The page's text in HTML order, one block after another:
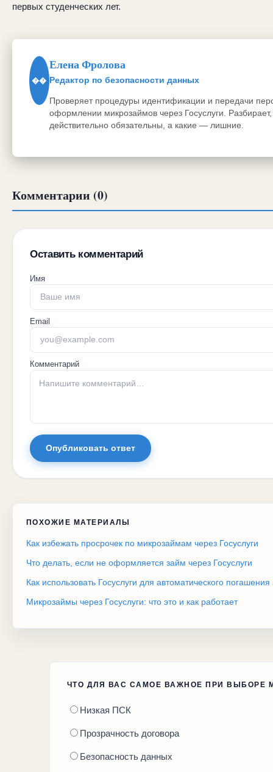
первых студенческих лет.
��
Елена Фролова
Редактор по безопасности данных
Проверяет процедуры идентификации и передачи
оформлении микрозаймов через Госуслуги. Разбирает,
действительно обязательны, а какие — лишние.
Комментарии (0)
Оставить комментарий
Имя
Email
Комментарий
Опубликовать ответ
ПОХОЖИЕ МАТЕРИАЛЫ
Как избежать просрочек по микрозаймам через Госуслуги
Что делать, если не оформляется займ через Госуслуги
Как использовать Госуслуги для автоматического
Микрозаймы через Госуслуги: что это и как работает
ЧТО ДЛЯ ВАС САМОЕ ВАЖНОЕ ПРИ ВЫБОРЕ
Низкая ПСК
Прозрачность договора
Безопасность данных